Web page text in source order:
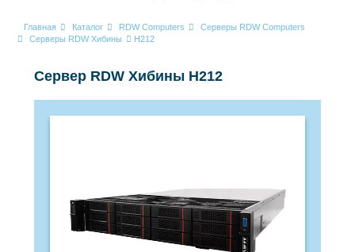
Главная Каталог RDW Computers
Серверы RDW Computers
Серверы RDW Хибины
H212
Сервер RDW Хибины H212